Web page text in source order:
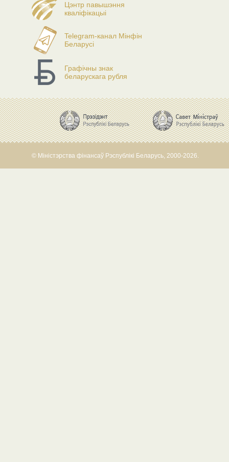
Цэнтр павышэння
кваліфікацыі
Telegram-канал Мінфін
Беларусі
Графічны знак
беларускага рубля
© Міністэрства фінансаў Рэспублікі Беларусь, 2000-2026.